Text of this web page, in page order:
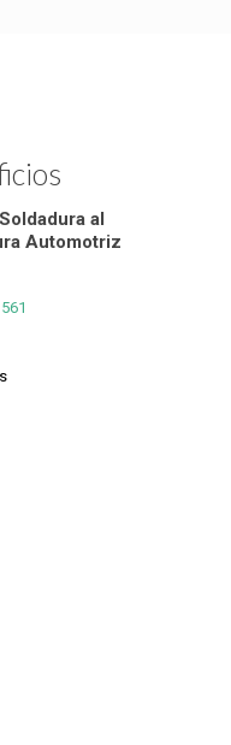
al
Automotriz